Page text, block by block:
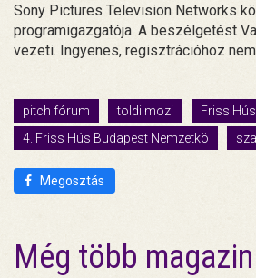
Sony Pictures Television Networks
programigazgatója. A beszélgetést
vezeti. Ingyenes, regisztrációhoz
pitch fórum toldi mozi
Friss Hús
4. Friss Hús Budapest Nemzetkö
Megosztás
Még több magazin